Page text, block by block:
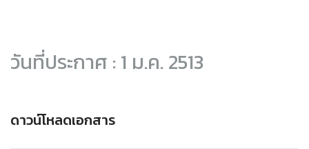
วันที่ประกาศ : 1 ม.ค. 2513
ดาวน์โหลดเอกสาร